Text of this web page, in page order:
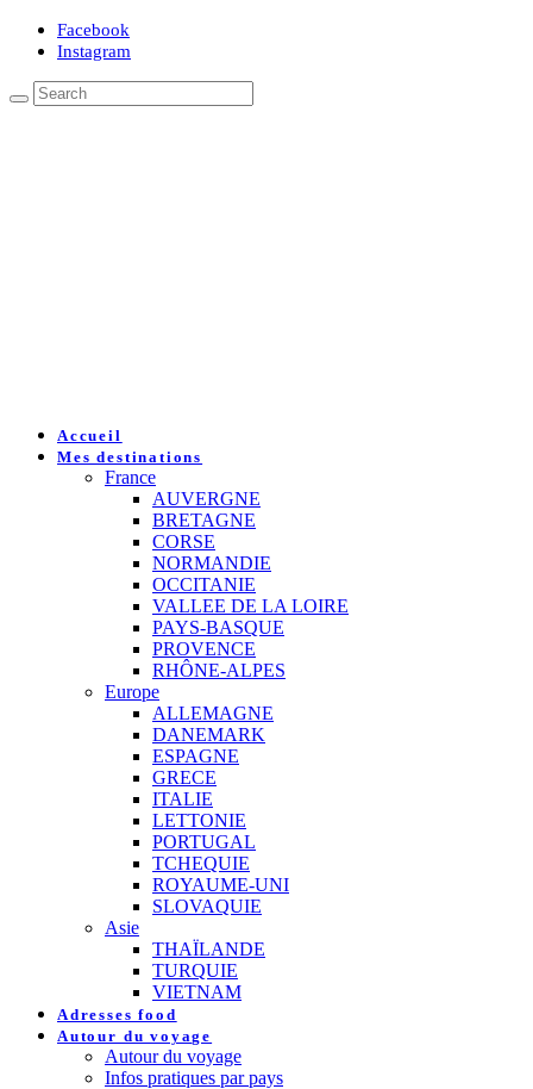
Facebook
Instagram
Accueil
Mes destinations
France
AUVERGNE
BRETAGNE
CORSE
NORMANDIE
OCCITANIE
VALLEE DE LA LOIRE
PAYS-BASQUE
PROVENCE
RHÔNE-ALPES
Europe
ALLEMAGNE
DANEMARK
ESPAGNE
GRECE
ITALIE
LETTONIE
PORTUGAL
TCHEQUIE
ROYAUME-UNI
SLOVAQUIE
Asie
THAÏLANDE
TURQUIE
VIETNAM
Adresses food
Autour du voyage
Autour du voyage
Infos pratiques par pays